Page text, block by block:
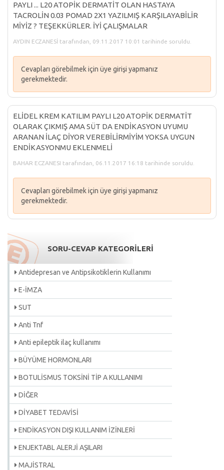
PAYLI ... L20 ATOPİK DERMATİT OLAN HASTAYA
TACROLİN 0.03 POMAD 2X1 YAZILMIŞ KARŞILAYABİLİR
MİYİZ ? TEŞEKKÜRLER. İYİ ÇALIŞMALAR
AYDIN ECZANESİ tarafından, 09.11.2017 10:01 tarihinde soruldu.
Cevapları görebilmek için üye girişi yapmanız
gerekmektedir.
ELİDEL KREM KATILIM PAYLI L20 ATOPİK DERMATİT
OLARAK ÇIKMIŞ AMA SÜT DA ENDİKASYON UYUMU
ARANAN İLAÇ DİYOR VEREBİLİRMİYİM YOKSA UYGUN
ENDİKASYONMU EKLENMELİ
BAHAR ECZANESI tarafından, 06.11.2017 16:18 tarihinde soruldu.
Cevapları görebilmek için üye girişi yapmanız
gerekmektedir.
SORU-CEVAP KATEGORİLERİ
Antidepresan ve Antipsikotiklerin Kullanımı
E-İMZA
SUT
Anti Tnf
Anti epileptik ilaç kullanımı
BÜYÜME HORMONLARI
BOTULİSMUS TOKSİNİ TİP A KULLANIMI
DİĞER
DİYABET TEDAVİSİ
ENDİKASYON DIŞI KULLANIM İZİNLERİ
ENJEKTABL ALERJİ AŞILARI
MAJİSTRAL